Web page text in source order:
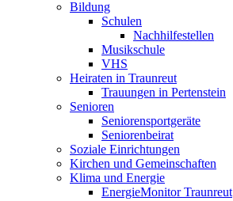
Bildung
Schulen
Nachhilfestellen
Musikschule
VHS
Heiraten in Traunreut
Trauungen in Pertenstein
Senioren
Seniorensportgeräte
Seniorenbeirat
Soziale Einrichtungen
Kirchen und Gemeinschaften
Klima und Energie
EnergieMonitor Traunreut